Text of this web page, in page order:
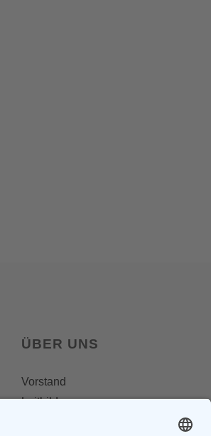
ÜBER UNS
Vorstand
Leitbild